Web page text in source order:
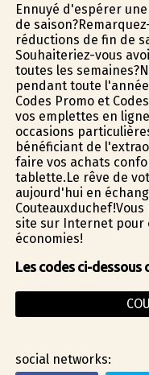
Ennuyé d'espérer
de
réductions de fin de
Souhaiteriez-vous
toutes les
pendant toute
Codes Promo et
vos emplettes en
occasions
bénéficiant de
faire vos achats
tablette.Le rêve de
aujourd'hui en
site sur Internet pour
économies!
Les codes ci-dessous
social networks: